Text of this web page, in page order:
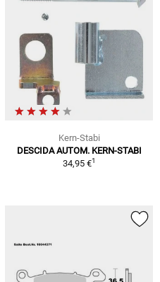
Kern-Stabi
DESCIDA AUTOM. KERN-STABI
34,95 €1